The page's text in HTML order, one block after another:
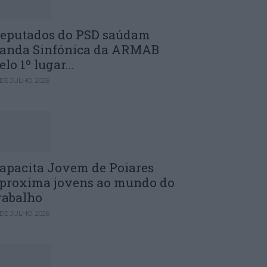
do PSD saúdam
Sinfónica da ARMAB
1º lugar...
JULHO, 2026
Jovem de Poiares
jovens ao mundo do
JULHO, 2026